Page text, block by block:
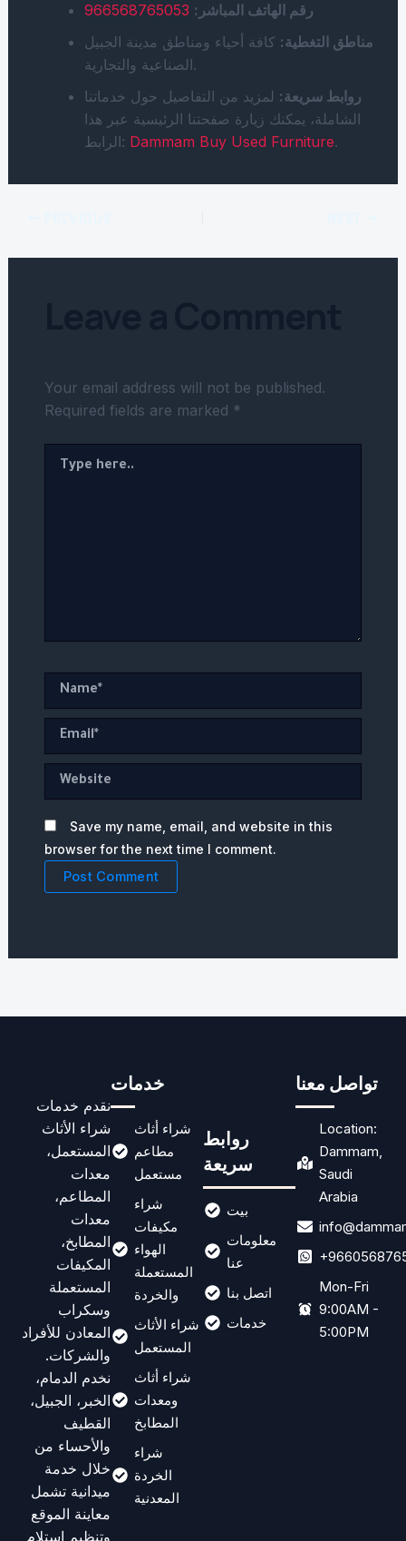
رقم الهاتف المباشر: 966568765053
مناطق التغطية: كافة أحياء ومناطق مدينة الجبيل
الصناعية والتجارية.
روابط سريعة: لمزيد من التفاصيل حول خدماتنا
الشاملة، يمكنك زيارة صفحتنا الرئيسية عبر هذا
الرابط: Dammam Buy Used Furniture.
Your email address will not be published.
Required fields are marked *
here..
Name*
Email*
Website
Save my name, email, and website in this
browser for the next time I comment.
نقدم خدمات
شراء الأثاث
المستعمل،
معدات
المطاعم،
معدات
المطابخ،
المكيفات
المستعملة
وسكراب
المعادن للأفراد
والشركات.
نخدم الدمام،
الخبر، الجبيل،
القطيف
والأحساء من
خلال خدمة
ميدانية تشمل
معاينة الموقع
وتنظيم استلام
روابط
سريعة
بيت
معلومات
عنا
اتصل بنا
خدمات
خدمات
شراء أثاث
مطاعم
مستعمل
شراء
مكيفات
الهواء
المستعملة
والخردة
شراء الأثاث
المستعمل
شراء أثاث
ومعدات
المطابخ
شراء
الخردة
المعدنية
تواصل معنا
Location:
Dammam,
Saudi
Arabia
Mon-Fri
9:00AM -
5:00PM